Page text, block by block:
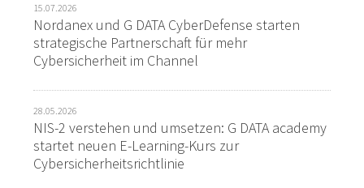
15.07.2026
Nordanex und G DATA CyberDefense starten
strategische Partnerschaft für mehr
Cybersicherheit im Channel
28.05.2026
NIS-2 verstehen und umsetzen: G DATA academy
startet neuen E-Learning-Kurs zur
Cybersicherheitsrichtlinie